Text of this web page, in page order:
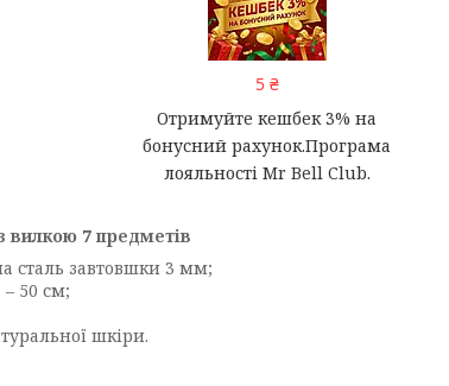
5 ₴
Отримуйте кешбек 3% на
бонусний рахунок.Програма
лояльності Mr Bell Club.
вилкою 7 предметів
сталь завтовшки 3 мм;
50 см;
шкіри.